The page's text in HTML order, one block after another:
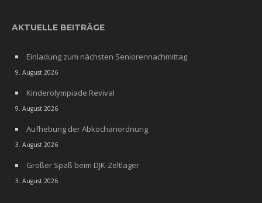
AKTUELLE BEITRÄGE
Einladung zum nächsten Seniorennachmittag
9. August 2026
Kinderolympiade Revival
9. August 2026
Aufhebung der Abkochanordnung
3. August 2026
Großer Spaß beim DJK-Zeltlager
3. August 2026